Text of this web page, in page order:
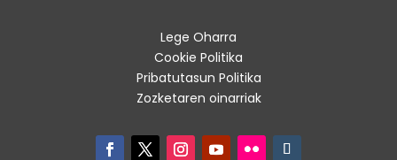
Lege Oharra
Cookie Politika
Pribatutasun Politika
Zozketaren oinarriak